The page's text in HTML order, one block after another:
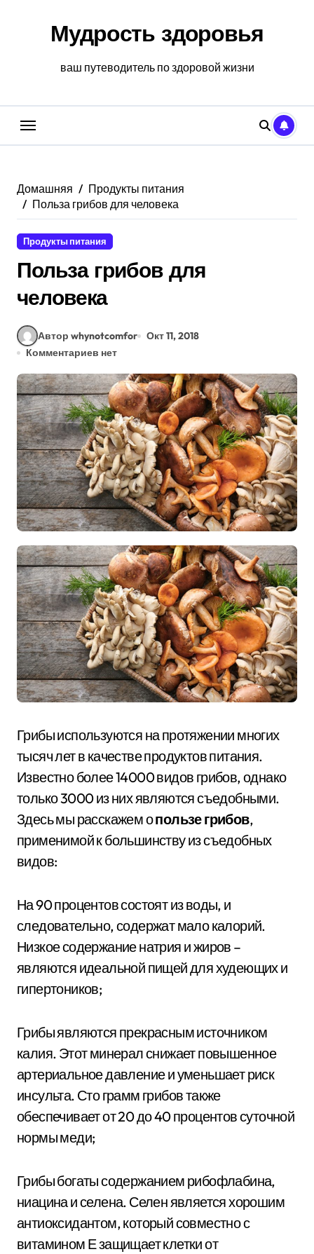
содержаниюМудрость здоровья
ваш путеводитель по здоровой жизни
Домашняя
Продукты питания
Польза грибов для человека
Продукты питания
Польза грибов для
человека
Автор whynotcomfor
Окт 11, 2018
Комментариев нет
Грибы используются на протяжении многих
тысяч лет в качестве продуктов питания.
Известно более 14000 видов грибов, однако
только 3000 из них являются съедобными.
Здесь мы расскажем опользе грибов,
применимой к большинству из съедобных
видов:
На 90 процентов состоят из воды, и
следовательно, содержат мало калорий.
Низкое содержание натрия и жиров –
являются идеальной пищей для худеющих и
гипертоников;
Грибы являются прекрасным источником
калия. Этот минерал снижает повышенное
артериальное давление и уменьшает риск
инсульта. Сто грамм грибов также
обеспечивает от 20 до 40 процентов суточной
нормы меди;
Грибы богаты содержанием рибофлабина,
ниацина и селена. Селен является хорошим
антиоксидантом, который совместно с
витамином Е защищает клетки от